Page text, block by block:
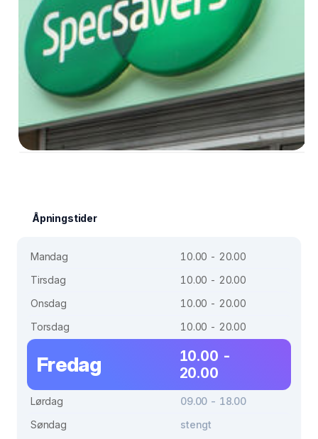
Åpningstider
Mandag
10.00 - 20.00
Tirsdag
10.00 - 20.00
Onsdag
10.00 - 20.00
Torsdag
10.00 - 20.00
Fredag
10.00 -
20.00
Lørdag
09.00 - 18.00
Søndag
stengt